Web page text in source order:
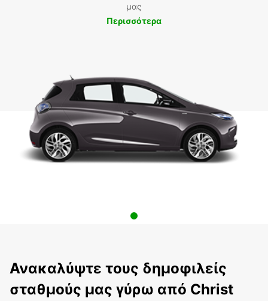
μας
Περισσότερα
Ανακαλύψτε τους δημοφιλείς
σταθμούς μας γύρω από Christ